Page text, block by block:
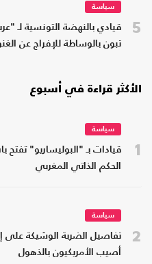
5
سياسة
تبون بالوساطة للإفراج عن
الأكثر قراءة في أسبوع
1
سياسة
قيادات بـ "البوليساريو" تفتح
الحكم الذاتي المغربي
2
سياسة
تفاصيل الضربة الوشيكة على
أصيب الأمريكيون بالذهول